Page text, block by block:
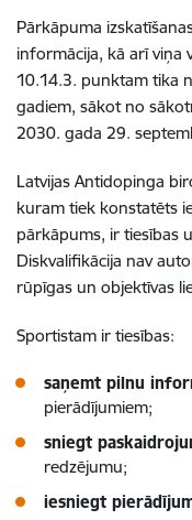
Pārkāpuma
informācija, kā arī viņa
10.14.3. punktam tika
gadiem, sākot no
2030. gada 29.
Latvijas Antidopinga
kuram tiek konstatēts
pārkāpums, ir tiesības
Diskvalifikācija nav
rūpīgas un objektīvas
Sportistam ir tiesības:
saņemt pilnu
pierādījumiem;
sniegt
redzējumu;
iesniegt